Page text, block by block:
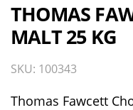
THOMAS
MALT 25 KG
SKU: 100343
Thomas Fawcett